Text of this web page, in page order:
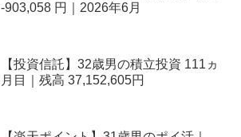
-903,058 円｜2026年6月
【投資信託】32歳男の積立投資 111ヵ
月目｜残高 37,152,605円